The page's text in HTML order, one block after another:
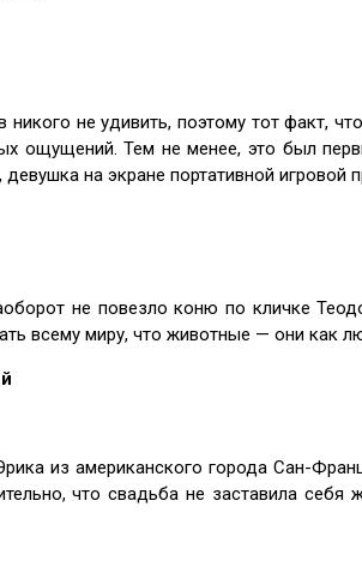
не удивить, поэтому тот факт,
ощущений. Тем не менее, это был
на экране портативной
не повезло коню по кличке
всему миру, что животные — они как
из американского города Сан-
что свадьба не заставила